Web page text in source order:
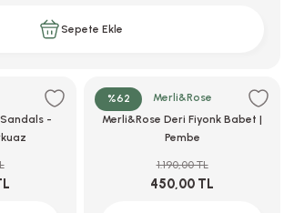
Sepete Ekle
-
%62
Merli&Rose
Merli&Rose Deri Fiyonk Babet |
Pembe
450,00 TL
1.190,00 TL